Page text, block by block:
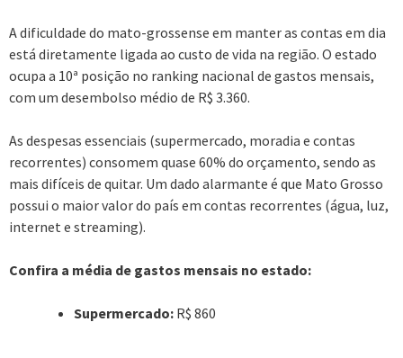
A dificuldade do mato-grossense em manter as contas em dia
está diretamente ligada ao custo de vida na região. O estado
ocupa a 10ª posição no ranking nacional de gastos mensais,
com um desembolso médio de R$ 3.360.
As despesas essenciais (supermercado, moradia e contas
recorrentes) consomem quase 60% do orçamento, sendo as
mais difíceis de quitar. Um dado alarmante é que Mato Grosso
possui o maior valor do país em contas recorrentes (água, luz,
internet e streaming).
Confira a média de gastos mensais no estado:
Supermercado: R$ 860